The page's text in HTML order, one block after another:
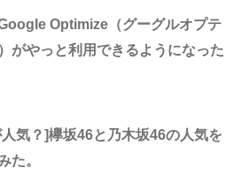
Google Optimize（グーグルオプテ
がやっと利用できるようになった
気？]欅坂46と乃木坂46の人気を
た。